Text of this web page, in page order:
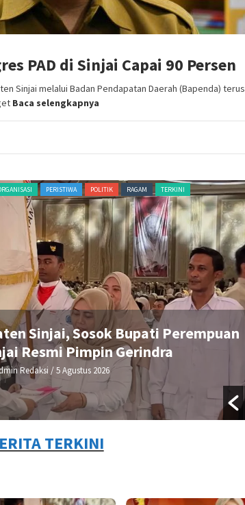
PAD di Sinjai Capai 90 Persen
Sinjai melalui Badan Pendapatan Daerah (Bapenda) terus
Baca selengkapnya
PERISTIWA POLITIK RAGAM TERKINI
Sinjai, Sosok Bupati Perempuan
Resmi Pimpin Gerindra
Redaksi / 5 Agustus 2026
TERKINI